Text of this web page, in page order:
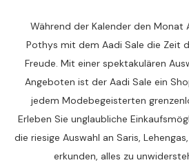
Während der Kalender den Monat
Pothys mit dem Aadi Sale die Zeit
Freude. Mit einer spektakulären
Angeboten ist der Aadi Sale ein
jedem Modebegeisterten
Erleben Sie unglaubliche
die riesige Auswahl an Saris,
erkunden, alles zu